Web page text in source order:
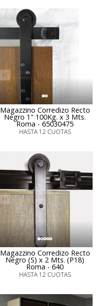
Magazzino Corredizo Recto
Negro 1" 100Kg. x 3 Mts.
Roma - 65030475
HASTA 12 CUOTAS
Magazzino Corredizo Recto
Negro (S) x 2 Mts. (P18)
Roma - 640
HASTA 12 CUOTAS